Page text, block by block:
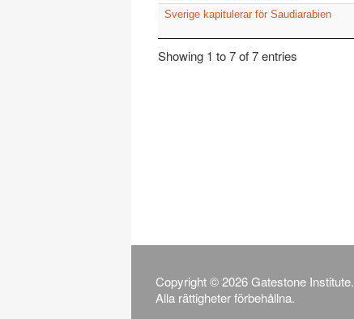
Sverige kapitulerar för Saudiarabien
Showing 1 to 7 of 7 entries
Copyright © 2026 Gatestone Institute.
Alla rättigheter förbehållna.